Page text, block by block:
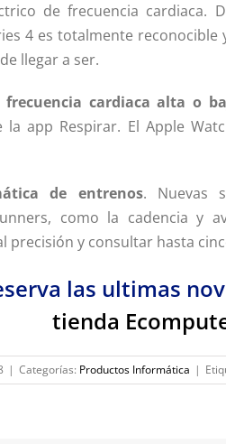
de frecuencia cardiaca.
4 es totalmente
llegar a ser.
frecuencia cardiaca alta o
la app Respirar. El Apple
de entrenos. Nuevas
como la cadencia y
precisión y consultar hasta
las ultimas
tienda
| Categorías: Productos Informática |